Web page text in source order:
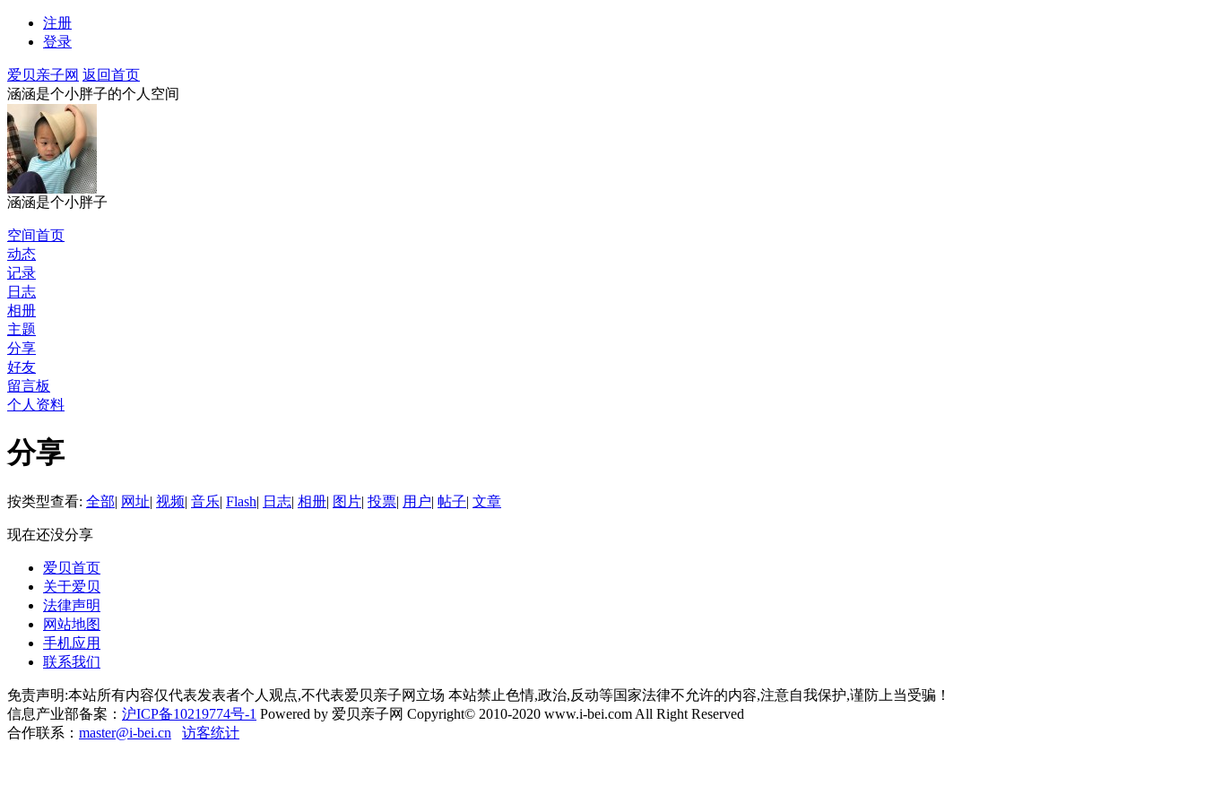
注册
登录
爱贝亲子网 返回首页
涵涵是个小胖子的个人空间
涵涵是个小胖子
空间首页
动态
记录
日志
相册
主题
分享
好友
留言板
个人资料
分享
按类型查看: 全部| 网址| 视频| 音乐| Flash| 日志| 相册| 图片| 投票| 用户| 帖子| 文章
现在还没分享
爱贝首页
关于爱贝
法律声明
网站地图
手机应用
联系我们
免责声明:本站所有内容仅代表发表者个人观点,不代表爱贝亲子网立场 本站禁止色情,政治,反动等国家法律不允许的内容,注意自我保护,谨防上当受骗！
信息产业部备案： 沪ICP备10219774号-1 Powered by 爱贝亲子网 Copyright© 2010-2020 www.i-bei.com All Right Reserved
合作联系： master@i-bei.cn 访客统计